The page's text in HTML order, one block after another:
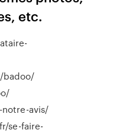
etc.
badoo/
avis/
se-faire-